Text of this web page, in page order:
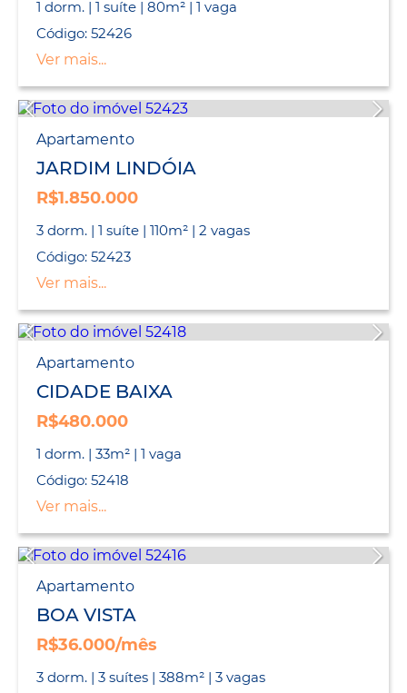
1 dorm. | 1 suíte | 80m² | 1 vaga
Código: 52426
Ver mais...
Apartamento
JARDIM LINDÓIA
R$1.850.000
3 dorm. | 1 suíte | 110m² | 2 vagas
Código: 52423
Ver mais...
Apartamento
CIDADE BAIXA
R$480.000
1 dorm. | 33m² | 1 vaga
Código: 52418
Ver mais...
Apartamento
BOA VISTA
R$36.000/mês
3 dorm. | 3 suítes | 388m² | 3 vagas